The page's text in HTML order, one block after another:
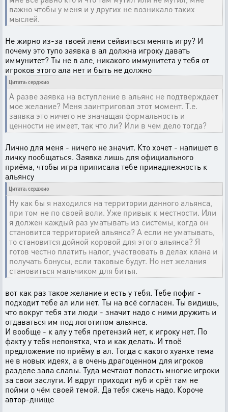
важно чтобы у меня и у других не возникало таких
мыслей.
Не жирно из-за твоей лени сейвиться менять игру? И
почему это тупо заявка в ал должна игроку давать
иммунитет? Ты не в але, никакого иммунитета у тебя от
игроков этого ала нет и быть не должно
Цитата: серджио
А разве заявка на вступление в альянс не подтверждает
мое желание? Меня заинтриговал этот момент. Т.е.
заявка это ничего не значащая формальность и
ценности не имеет, так что ли? Или в чем дело тогда?
Лично для меня - ничего не значит. Кто хочет - напишет в
личку пообщаться. Заявка лишь для официального
приёма, чтобы игра приписала тебе принадлежность к
альянсу
Цитата: серджио
Ну как бы я находился на территории данного альянса,
при том не по своей воли. Уже привык к местности. Или
я должен каждый раз уматывать из системы, когда он
становится территорией альянса? А если не уматывать,
то становится дойной коровой для этого альянса? Я
готов честно платить налог, участвовать в делах клана и
получать бонусы, если таковые будут. Но нет желания
становиться мальчиком для битья.
вот как раз такое желание и есть у тебя. Тебе пофиг -
подходит тебе ал или нет. Ты на всё согласен. Ты видишь,
что вокруг тебя эти люди - значит надо с ними дружить и
отдаваться им под логотипом альянса.
И вообще - к алу у тебя претензий нет, к игроку нет. По
факту у тебя непонятка, что и как делать. И твоё
предложение по приёму в ал. Тогда с какого хуанхе тема
не в новых идеях, а в очень драгоценном для игроков
разделе зала славы. Туда мечтают попасть многие игроки
за свои заслуги. И вдруг приходит нуб и срёт там не
пойми о чём своей темой. Да тебя сжечь надо. Короче
автор-днище